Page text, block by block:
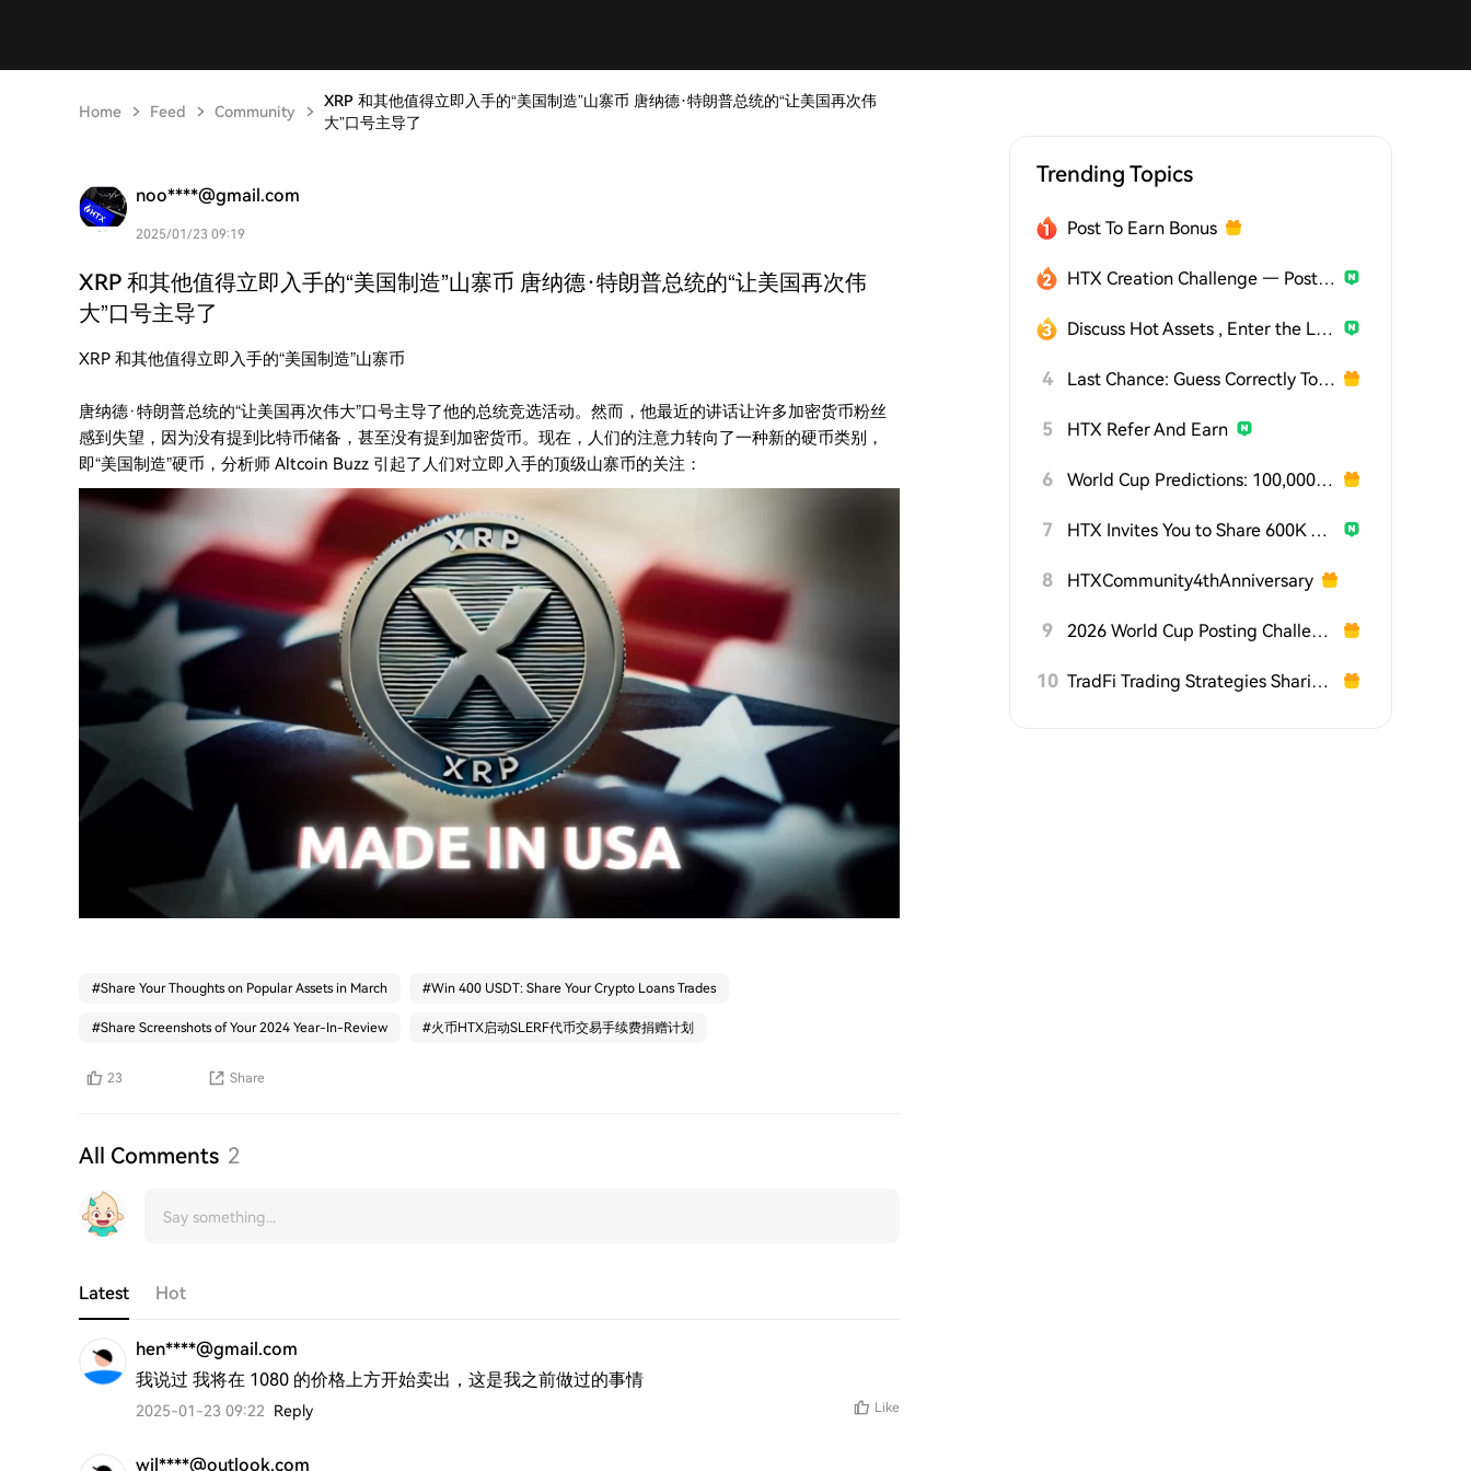
Home Feed Community
XRP 和其他值得立即入手的“美国制造”山寨币 唐纳德·特朗普总统的“让美国再次伟
大”口号主导了
noo****@gmail.com
2025/01/23 09:19
XRP 和其他值得立即入手的“美国制造”山寨币 唐纳德·特朗普总统的“让美国再次伟
大”口号主导了
XRP 和其他值得立即入手的“美国制造”山寨币
唐纳德·特朗普总统的“让美国再次伟大”口号主导了他的总统竞选活动。然而，他最近的讲话让许多加密货币粉丝
感到失望，因为没有提到比特币储备，甚至没有提到加密货币。现在，人们的注意力转向了一种新的硬币类别，
即“美国制造”硬币，分析师 Altcoin Buzz 引起了人们对立即入手的顶级山寨币的关注：
#Share Your Thoughts on Popular Assets in March #Win 400 USDT: Share Your Crypto Loans Trades
#Share Screenshots of Your 2024 Year-In-Review #火币HTX启动SLERF代币交易手续费捐赠计划
23 Share
All Comments 2
Latest Hot
hen****@gmail.com
我说过 我将在 1080 的价格上方开始卖出，这是我之前做过的事情
2025-01-23 09:22 Reply Like
wil****@outlook.com
Trending Topics
Post To Earn Bonus
HTX Creation Challenge — Post and Win 1,500U
Discuss Hot Assets , Enter the Lucky Draw
4 Last Chance: Guess Correctly Today and Win More
5 HTX Refer And Earn
6 World Cup Predictions: 100,000 USDT Daily
7 HTX Invites You to Share 600K USDT in Gift Packs
8 HTXCommunity4thAnniversary
9 2026 World Cup Posting Challenge on HTX Square
10 TradFi Trading Strategies Sharing Challenge